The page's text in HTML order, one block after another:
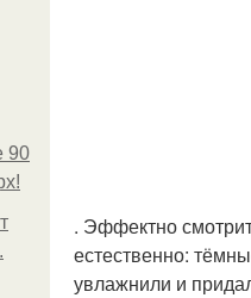
90
. Эффектно
естественно:
увлажнили и